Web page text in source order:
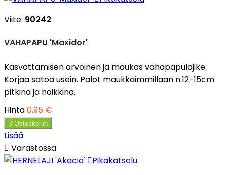
Viite: 90242
VAHAPAPU 'Maxidor'
Kasvattamisen arvoinen ja maukas vahapapulajike.
Korjaa satoa usein. Palot maukkaimmillaan n.12-15cm
pitkinä ja hoikkina.
Hinta0,95 €
 Ostoskoriin
Lisää
 Varastossa
Pikakatselu